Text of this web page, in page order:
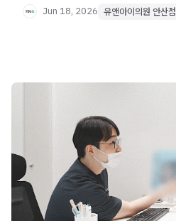
있습니다.Jun 18, 2026 유앤아이의원 안산점